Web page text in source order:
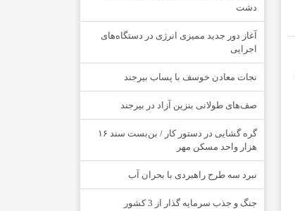
دشت
آغاز دور جدید ممیزی انرژی در دستگاه‌های
اجرایی
نجات معادن خوسف با پساب بیرجند
صف‌های طولانی بنزین آزاد در بیرجند
گره گشایی در دستور کار / بن‌بست سند ۱۶
هزار واحد مسکن مهر
نبرد سه طرح راهبردی با بحران آب
جنگ و جذب سرمایه گذار از 3 کشور